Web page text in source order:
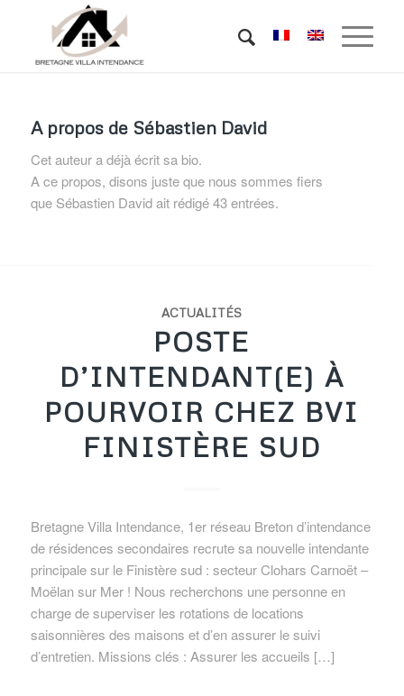
A propos de Sébastien David
Cet auteur a déjà écrit sa bio.
A ce propos, disons juste que nous sommes fiers
que Sébastien Davidait rédigé 43 entrées.
ACTUALITÉS
POSTE
D’INTENDANT(E) À
POURVOIR CHEZ BVI
FINISTÈRE SUD
Bretagne Villa Intendance, 1er réseau Breton d’intendance
de résidences secondaires recrute sa nouvelle intendante
principale sur le Finistère sud : secteur Clohars Carnoët –
Moëlan sur Mer ! Nous recherchons une personne en
charge de superviser les rotations de locations
saisonnières des maisons et d’en assurer le suivi
d’entretien. Missions clés : Assurer les accueils […]